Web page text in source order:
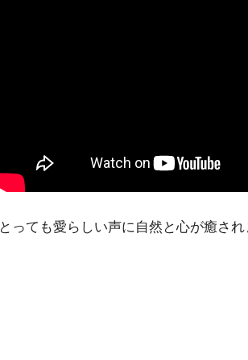
とっても愛らしい声に自然と心が癒さ